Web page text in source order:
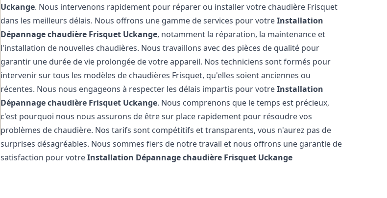
Uckange. Nous intervenons rapidement pour réparer ou installer votre chaudière Frisquet
dans les meilleurs délais. Nous offrons une gamme de services pour votreInstallation
Dépannage chaudière Frisquet Uckange, notamment la réparation, la maintenance et
l'installation de nouvelles chaudières. Nous travaillons avec des pièces de qualité pour
garantir une durée de vie prolongée de votre appareil. Nos techniciens sont formés pour
intervenir sur tous les modèles de chaudières Frisquet, qu'elles soient anciennes ou
récentes. Nous nous engageons à respecter les délais impartis pour votreInstallation
Dépannage chaudière Frisquet Uckange. Nous comprenons que le temps est précieux,
c'est pourquoi nous nous assurons de être sur place rapidement pour résoudre vos
problèmes de chaudière. Nos tarifs sont compétitifs et transparents, vous n'aurez pas de
surprises désagréables. Nous sommes fiers de notre travail et nous offrons une garantie de
satisfaction pour votreInstallation Dépannage chaudière Frisquet Uckange